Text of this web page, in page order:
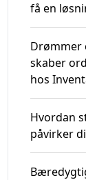
få en
Drømmer
skaber
hos
Hvordan
påvirker